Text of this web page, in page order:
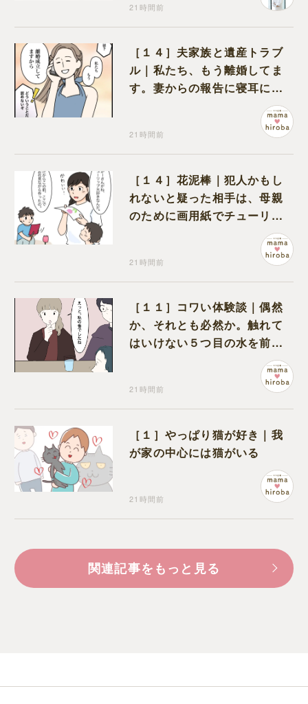
21時間前
［１４］夫家族と遺産トラブ
ル｜私たち、もう離婚してま
す。妻からの報告に寝耳に水
21時間前
［１４］花泥棒｜犯人かもし
れないと疑った相手は、母親
のために画用紙でチューリッ
プを作っていただけだった
21時間前
［１１］コワい体験談｜偶然
か、それとも必然か。触れて
はいけない５つ目の水を前に
21時間前
［１］やっぱり猫が好き｜我
が家の中心には猫がいる
21時間前
関連記事をもっと見る